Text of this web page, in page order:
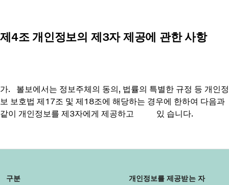
제4조 개인정보의 제3자 제공에 관한 사항
가. 볼보에서는 정보주체의 동의, 법률의 특별한 규정 등 개인정
보 보호법 제17조 및 제18조에 해당하는 경우에 한하여 다음과
같이 개인정보를 제3자에게 제공하고 있 습니다.
구분 개인정보를 제공받는 자